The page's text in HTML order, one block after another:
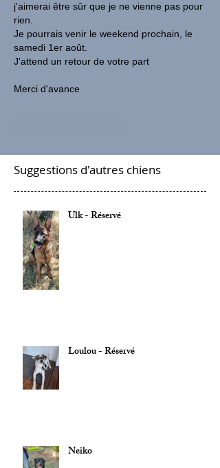
j'aimerai être sûr que je ne vienne pas pour
rien.
Je pourrais venir le weekend prochain, le
samedi 1er août.
J'attend un retour de votre part
Merci d'avance
Suggestions d'autres chiens
Ulk - Réservé
Loulou - Réservé
Neiko